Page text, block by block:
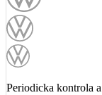
Periodicka kontrola